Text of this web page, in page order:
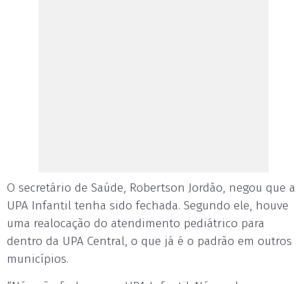
O secretário de Saúde, Robertson Jordão, negou que a
UPA Infantil tenha sido fechada. Segundo ele, houve
uma realocação do atendimento pediátrico para
dentro da UPA Central, o que já é o padrão em outros
municípios.